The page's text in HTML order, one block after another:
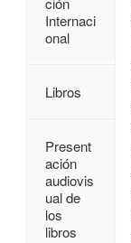
Internaci
onal
Libros
Present
ación
audiovis
ual de
los
libros